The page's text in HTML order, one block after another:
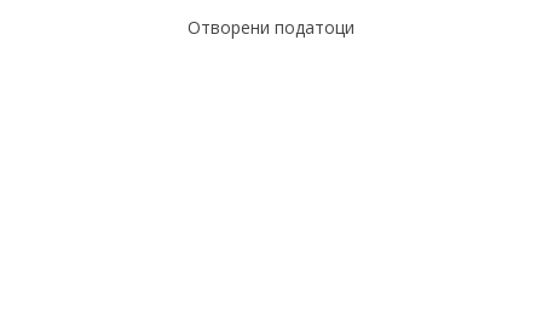
Отворени податоци